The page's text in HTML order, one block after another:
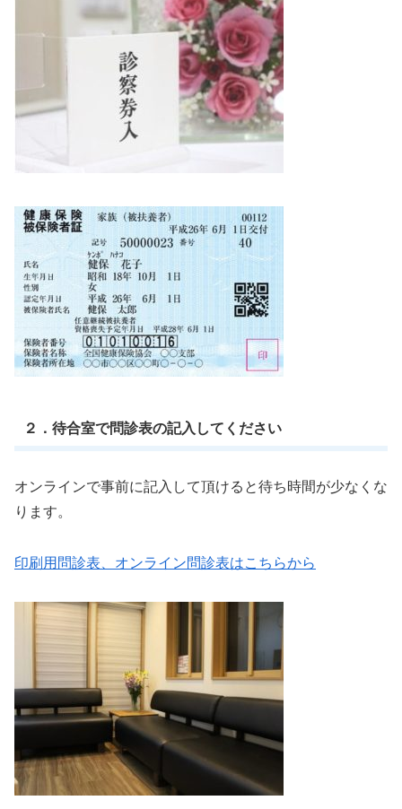
２．待合室で問診表の記入してください
オンラインで事前に記入して頂けると待ち時間が少なくな
ります。
印刷用問診表、オンライン問診表はこちらから